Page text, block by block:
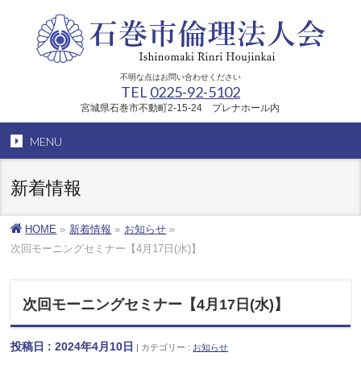
不明な点はお問い合わせください
TEL 0225-92-5102
宮城県石巻市不動町2-15-24 プレナホール内
MENU
新着情報
HOME » 新着情報 » お知らせ »
次回モーニングセミナー【4月17日(水)】
次回モーニングセミナー【4月17日(水)】
投稿日 : 2024年4月10日 カテゴリー : お知らせ